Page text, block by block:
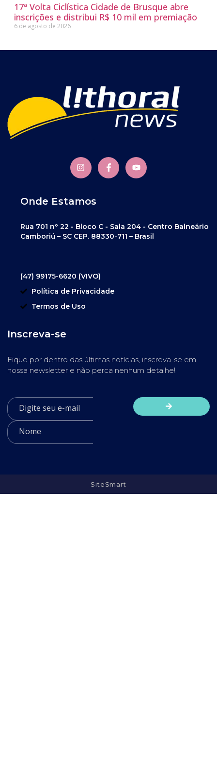
17ª Volta Ciclística Cidade de Brusque abre
inscrições e distribui R$ 10 mil em premiação
6 de agosto de 2026
Onde Estamos
Rua 701 nº 22 - Bloco C - Sala 204 - Centro Balneário
Camboriú – SC CEP. 88330-711 – Brasil
(47) 99175-6620 (VIVO)
Política de Privacidade
Termos de Uso
Inscreva-se
Fique por dentro das últimas notícias, inscreva-se em
nossa newsletter e não perca nenhum detalhe!
SiteSmart